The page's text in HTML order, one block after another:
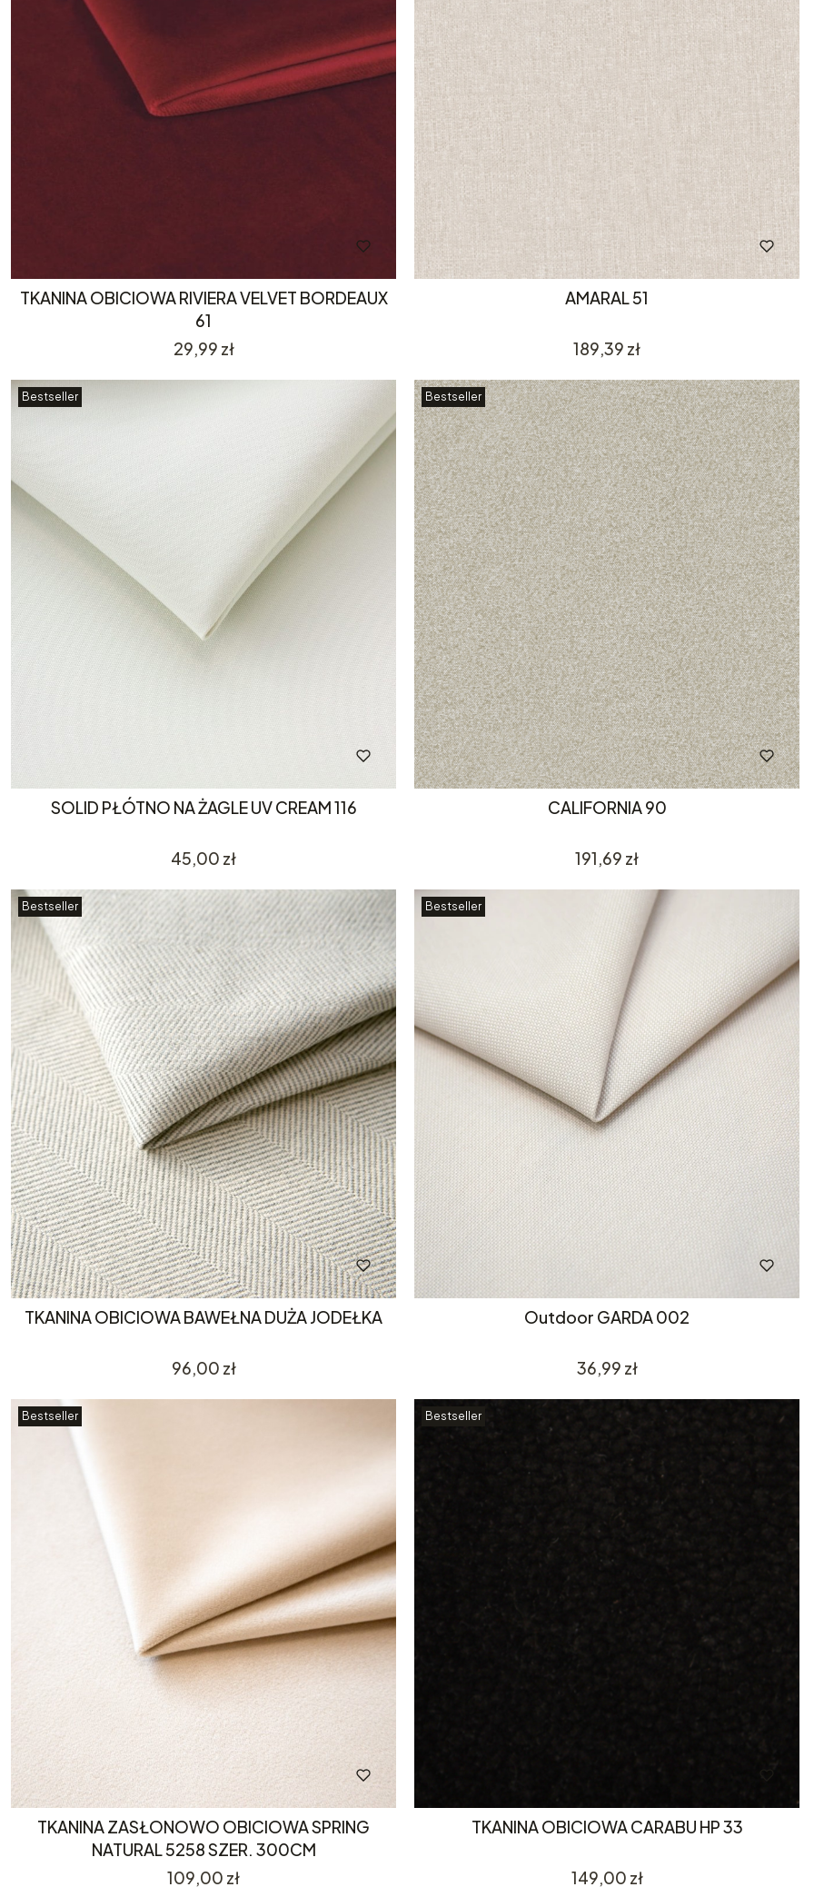
TKANINA OBICIOWA RIVIERA VELVET BORDEAUX
61
Cena
29,99 zł
AMARAL 51
Cena
189,39 zł
Bestseller
SOLID PŁÓTNO NA ŻAGLE UV CREAM 116
Cena
45,00 zł
Bestseller
CALIFORNIA 90
Cena
191,69 zł
Bestseller
TKANINA OBICIOWA BAWEŁNA DUŻA JODEŁKA
Cena
96,00 zł
Bestseller
Outdoor GARDA 002
Cena
36,99 zł
Bestseller
TKANINA ZASŁONOWO OBICIOWA SPRING
NATURAL 5258 SZER. 300CM
Cena
109,00 zł
Bestseller
TKANINA OBICIOWA CARABU HP 33
Cena
149,00 zł